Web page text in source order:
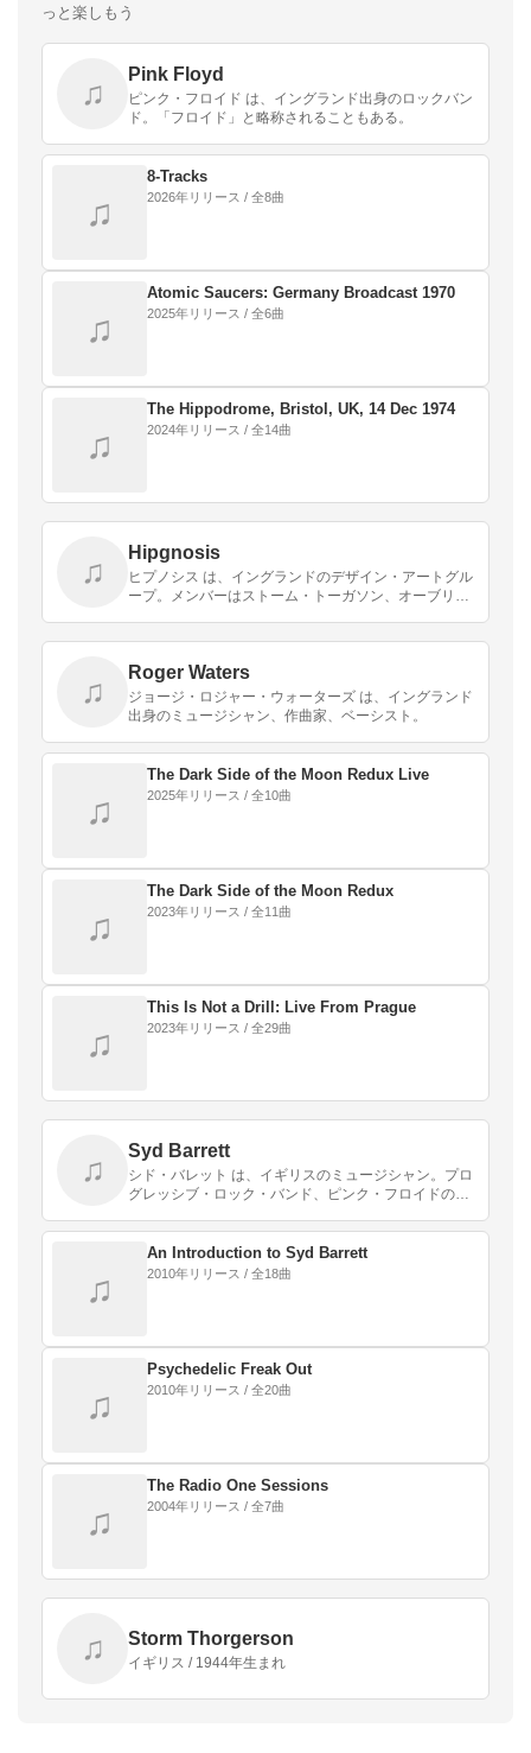
っと楽しもう
♫
Pink Floyd
ピンク・フロイド は、イングランド出身のロックバン
ド。「フロイド」と略称されることもある。
♫
8‐Tracks
2026年リリース / 全8曲
♫
Atomic Saucers: Germany Broadcast 1970
2025年リリース / 全6曲
♫
The Hippodrome, Bristol, UK, 14 Dec 1974
2024年リリース / 全14曲
♫
Hipgnosis
ヒプノシス は、イングランドのデザイン・アートグル
ープ。メンバーはストーム・トーガソン、オーブリ
♫
Roger Waters
ジョージ・ロジャー・ウォーターズ は、イングランド
出身のミュージシャン、作曲家、ベーシスト。
♫
The Dark Side of the Moon Redux Live
2025年リリース / 全10曲
♫
The Dark Side of the Moon Redux
2023年リリース / 全11曲
♫
This Is Not a Drill: Live From Prague
2023年リリース / 全29曲
♫
Syd Barrett
シド・バレット は、イギリスのミュージシャン。プロ
グレッシブ・ロック・バンド、ピンク・フロイドの初
あったことで知られる。本名はロジャー・キース・バ
レット…
♫
An Introduction to Syd Barrett
2010年リリース / 全18曲
♫
Psychedelic Freak Out
2010年リリース / 全20曲
♫
The Radio One Sessions
2004年リリース / 全7曲
♫ Storm Thorgerson
イギリス / 1944年生まれ